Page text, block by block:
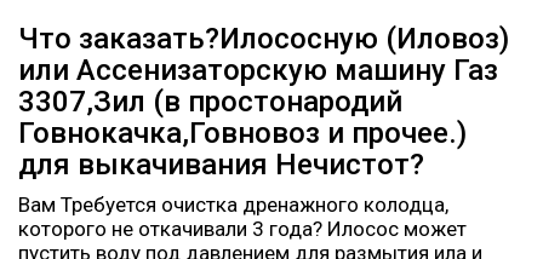
Что заказать?Илососную (Иловоз)
или Ассенизаторскую машину Газ
3307,Зил (в простонародий
Говнокачка,Говновоз и прочее.)
для выкачивания Нечистот?
Вам Требуется очистка дренажного колодца,
которого не откачивали 3 года? Илосос может
пустить воду под давлением для размытия ила и